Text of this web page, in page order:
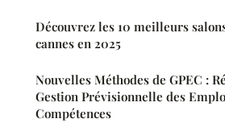
Découvrez les 10 meilleurs
cannes en 2025
Nouvelles Méthodes de GPEC :
Gestion Prévisionnelle des
Compétences